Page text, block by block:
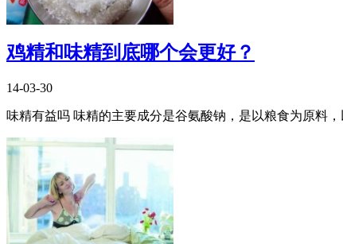
鸡精和味精到底哪个会更好？
14-03-30
味精有益吗 味精的主要成分是谷氨酸钠，是以粮食为原料